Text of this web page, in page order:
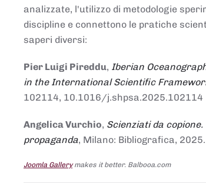
analizzate, l'utilizzo di metodologie
discipline e connettono le pratiche
saperi diversi:
Pier Luigi Pireddu, Iberian
in the International Scientific
102114, 10.1016/j.shpsa.2025.102114
Angelica Vurchio, Scienziati da
propaganda, Milano: Bibliografica, 2025.
Joomla Gallerymakes it better. Balbooa.com